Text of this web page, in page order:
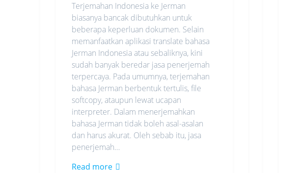
Terjemahan Indonesia ke Jerman
biasanya bancak dibutuhkan untuk
beberapa keperluan dokumen. Selain
memanfaatkan aplikasi translate bahasa
Jerman Indonesia atau sebaliknya, kini
sudah banyak beredar jasa penerjemah
terpercaya. Pada umumnya, terjemahan
bahasa Jerman berbentuk tertulis, file
softcopy, ataupun lewat ucapan
interpreter. Dalam menerjemahkan
bahasa Jerman tidak boleh asal-asalan
dan harus akurat. Oleh sebab itu, jasa
penerjemah…
Read more